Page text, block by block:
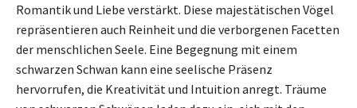
Romantik und Liebe verstärkt. Diese majestätischen Vögel
repräsentieren auch Reinheit und die verborgenen Facetten
der menschlichen Seele. Eine Begegnung mit einem
schwarzen Schwan kann eine seelische Präsenz
hervorrufen, die Kreativität und Intuition anregt. Träume